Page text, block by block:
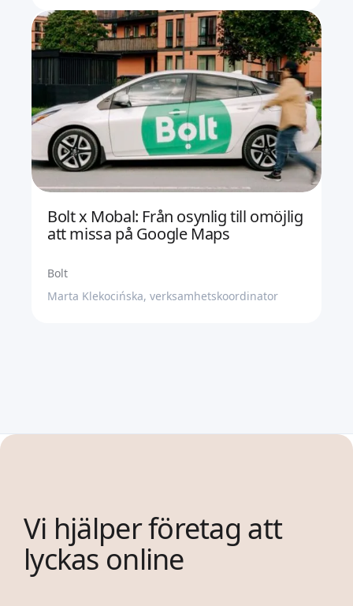
Bolt x Mobal: Från osynlig till omöjlig
att missa på Google Maps
Bolt
Marta Klekocińska, verksamhetskoordinator
Vi hjälper företag att
lyckas online